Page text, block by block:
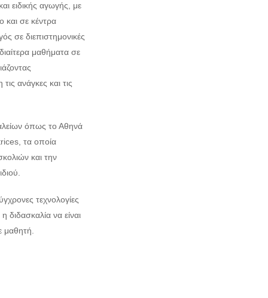
ειδικής αγωγής, με
και σε κέντρα
σε διεπιστημονικές
μαθήματα σε
ανάγκες και τις
όπως το Αθηνά
τα οποία
και την
τεχνολογίες
διδασκαλία να είναι
μαθητή.